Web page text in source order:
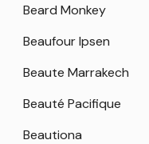
Beard Monkey
Beaufour Ipsen
Beaute Marrakech
Beauté Pacifique
Beautiona